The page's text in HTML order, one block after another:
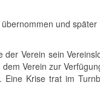
und
Verein sein
Verein zur
Krise trat im